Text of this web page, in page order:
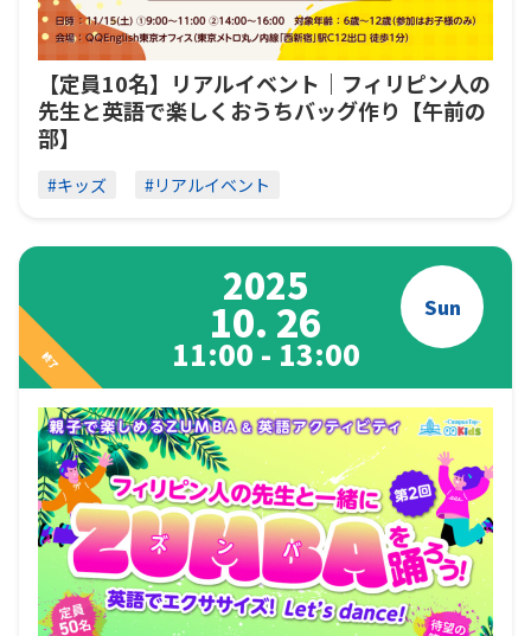
【定員10名】リアルイベント｜フィリピン人の
先生と英語で楽しくおうちバッグ作り【午前の
部】
#キッズ #リアルイベント
終了
2025
10. 26 Sun
11:00 - 13:00